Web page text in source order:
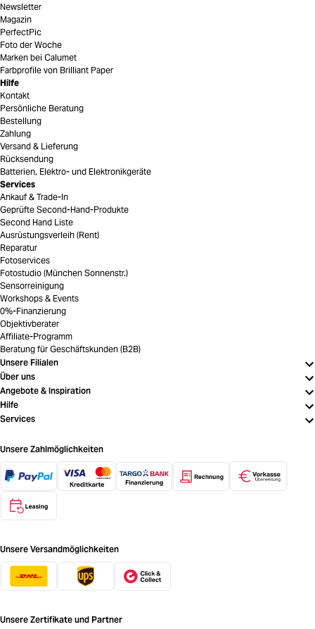
Newsletter
Magazin
PerfectPic
Foto der Woche
Marken bei Calumet
Farbprofile von Brilliant Paper
Hilfe
Kontakt
Persönliche Beratung
Bestellung
Zahlung
Versand & Lieferung
Rücksendung
Batterien, Elektro- und Elektronikgeräte
Services
Ankauf & Trade-In
Geprüfte Second-Hand-Produkte
Second Hand Liste
Ausrüstungsverleih (Rent)
Reparatur
Fotoservices
Fotostudio (München Sonnenstr.)
Sensorreinigung
Workshops & Events
0%-Finanzierung
Objektivberater
Affiliate-Programm
Beratung für Geschäftskunden (B2B)
Unsere Filialen
Über uns
Angebote & Inspiration
Hilfe
Services
Unsere Zahlmöglichkeiten
Unsere Versandmöglichkeiten
Unsere Zertifikate und Partner